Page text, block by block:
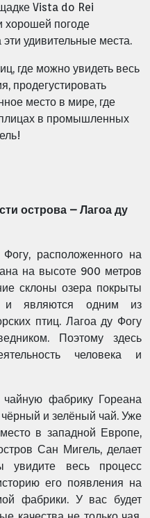
Vista do Rei
хорошей погоде
удивительные места.
где можно увидеть весь
продегустировать
место в мире, где
в промышленных
острова – Лагоа ду
расположенного на
на высоте 900 метров
склоны озера покрыты
и являются одним из
птиц. Лагоа ду Фогу
Поэтому здесь
человека и
фабрику Гореана
и зелёный чай. Уже
в западной Европе,
Сан Мигель, делает
увидите весь процесс
его появления на
фабрики. У вас будет